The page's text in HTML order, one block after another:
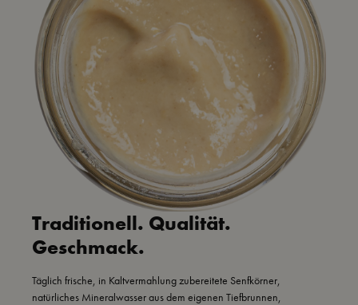
Traditionell. Qualität.
Geschmack.
Täglich frische, in Kaltvermahlung zubereitete Senfkörner,
natürliches Mineralwasser aus dem eigenen Tiefbrunnen,